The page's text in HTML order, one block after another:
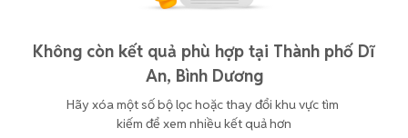
Không còn kết quả phù hợp tại Thành phố Dĩ
An, Bình Dương
Hãy xóa một số bộ lọc hoặc thay đổi khu vực tìm
kiếm để xem nhiều kết quả hơn